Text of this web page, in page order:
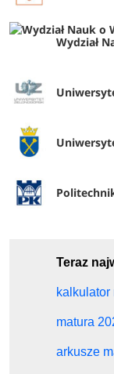
Wydział
Teraz
kalkulator
matura
arkusze